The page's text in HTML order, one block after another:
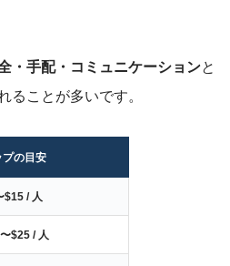
・手配・コミュニケーションと
ることが多いです。
プの目安
$15 / 人
$25 / 人